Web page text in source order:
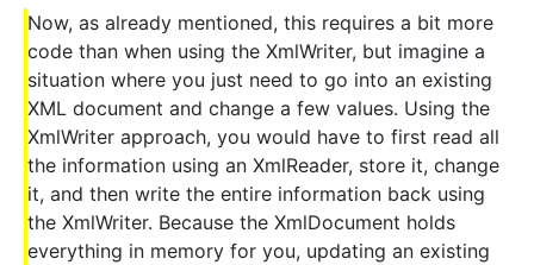
Now, as already mentioned, this requires a bit more
code than when using the XmlWriter, but imagine a
situation where you just need to go into an existing
XML document and change a few values. Using the
XmlWriter approach, you would have to first read all
the information using an XmlReader, store it, change
it, and then write the entire information back using
the XmlWriter. Because the XmlDocument holds
everything in memory for you, updating an existing